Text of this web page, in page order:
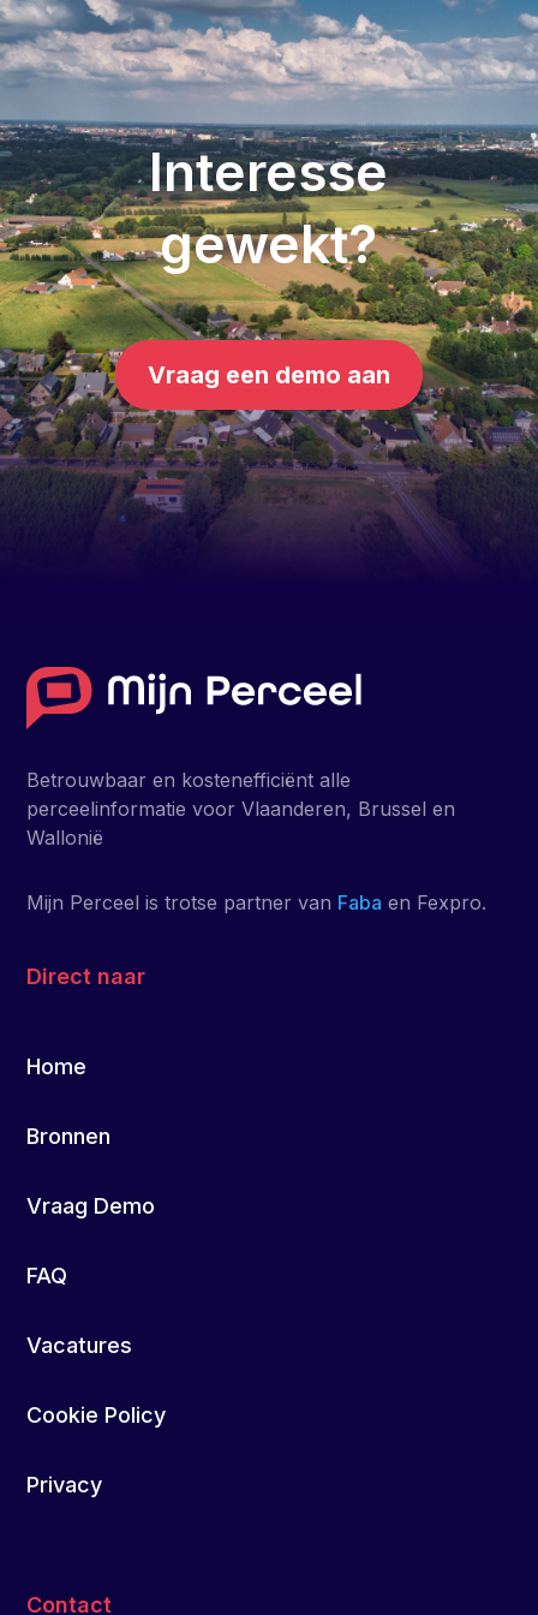
Interesse
gewekt?
Vraag een demo aan
Betrouwbaar en kostenefficiënt alle
perceelinformatie voor Vlaanderen, Brussel en
Wallonië
Mijn Perceel is trotse partner van Faba en Fexpro.
Direct naar
Home
Bronnen
Vraag Demo
FAQ
Vacatures
Cookie Policy
Privacy
Contact